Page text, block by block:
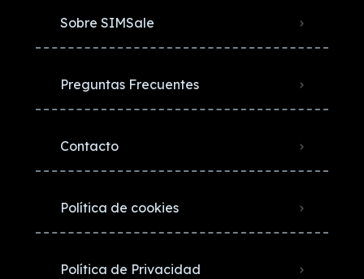
Sobre SIMSale
Preguntas Frecuentes
Contacto
Política de cookies
Política de Privacidad